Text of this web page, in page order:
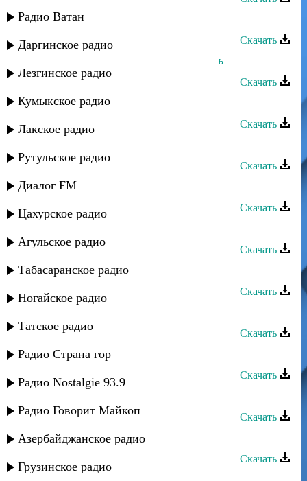
Радио Ватан
Даргинское радио
Лезгинское радио
Кумыкское радио
Лакское радио
Рутульское радио
Диалог FM
Цахурское радио
Агульское радио
Табасаранское радио
Ногайское радио
Татское радио
Радио Страна гор
Радио Nostalgie 93.9
Радио Говорит Майкоп
Азербайджанское радио
Грузинское радио
Эмиль Гыстаров - Красавица века
Скачать
Эмиль Гыстаров - Безумная любовь
Скачать
Эмиль Гыстаров - Дуэт
Скачать
Скачать
Эмиль Гыстаров - Спою
Скачать
Скачать
Эмиль Гыстаров - Замана
Скачать
Скачать
Эмиль Гыстаров - ЦIорощул ясал
Скачать
Скачать
Эмиль Гыстаров - Джейран
Скачать